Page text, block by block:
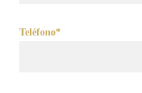
Teléfono*